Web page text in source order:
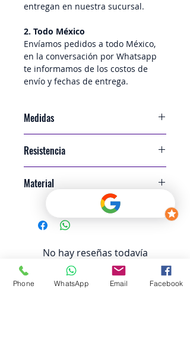
entregan en nuestra sucursal.
2. Todo México
Envíamos pedidos a todo México,
en la conversación por Whatsapp
te informamos de los costos de
envío y fechas de entrega.
Medidas
Resistencia
Material
Cartón Corrugado Sencillo
No hay reseñas todavía
Comparte tu opinión. Deja la
primera reseña.
Phone WhatsApp Email Facebook